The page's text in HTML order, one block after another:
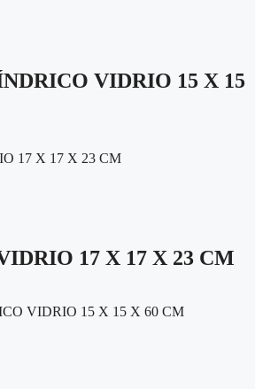
VIDRIO 15 X 15
17 X 17 X 23 CM